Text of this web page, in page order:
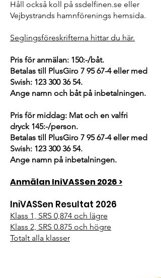
Håll också koll på ssdelfinen.se eller
Vejbystrands hamnförenings hemsida.
Seglingsföreskrifterna hittar du här.
Pris för anmälan: 150:-/båt.
Betalas till PlusGiro 7 95 67-4 eller med
Swish: 123 300 36 54.
Ange namn och båt på inbetalningen.
Pris för middag: Mat och en valfri
dryck 145:-/person.
Betalas till PlusGiro 7 95 67-4 eller med
Swish: 123 300 36 54.
Ange namn på inbetalningen.
Anmälan IniVASSen 2026 >
IniVASSen Resultat 2026
Klass 1, SRS 0,874 och lägre
Klass 2, SRS 0.875 och högre
Totalt alla klasser